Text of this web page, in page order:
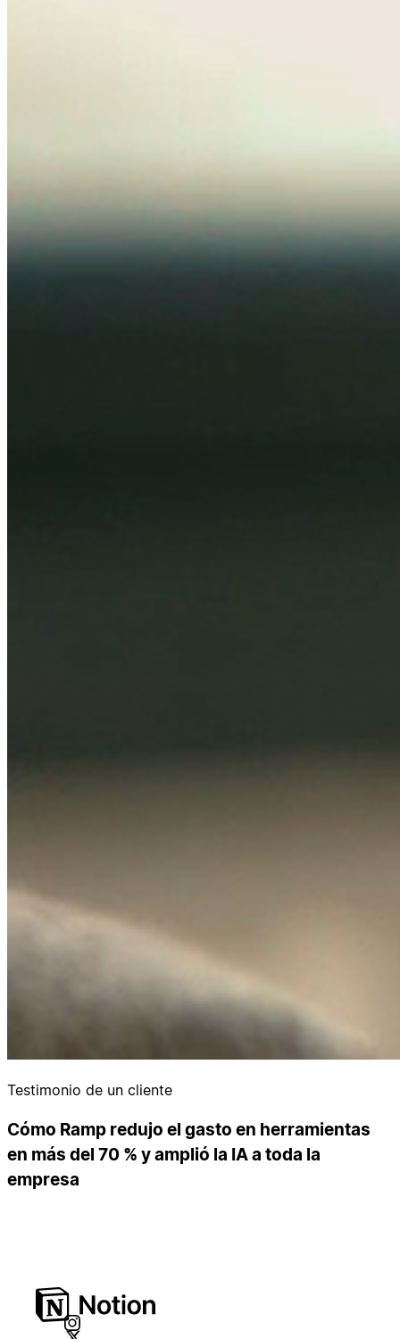
Testimonio de un cliente
Cómo Ramp redujo el gasto en herramientas
en más del 70 % y amplió la IA a toda la
empresa